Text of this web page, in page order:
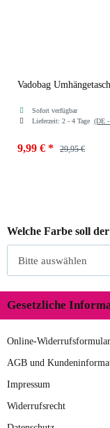
Vadobag
Sofort verfügbar
Lieferzeit: 2 - 4 Tage (DE -
9,99 € * 29,95 €
Welche Farbe soll
Gesetzliche
Online-Widerrufsformular
AGB und
Impressum
Widerrufsrecht